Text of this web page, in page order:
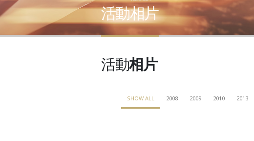
活動相片
活動相片
SHOW ALL 2008 2009 2010 2013